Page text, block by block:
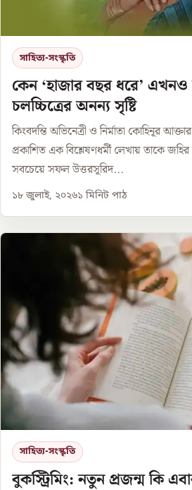
সাহিত্য-সংস্কৃতি
কেন ‘হাজার বছর ধরে’ এখনও
চলচ্চিত্রের অনন্য সৃষ্টি
কিংবদন্তি অভিনেত্রী ও নির্মাতা কোহিনূর
প্রকাশিত এক বিশ্লেষণধর্মী লেখায় তাকে জহির
সবচেয়ে সফল উত্তরসূরিদ...
১৮ জুলাই, ২০২৬১ মিনিট পাঠ
সাহিত্য-সংস্কৃতি
বুকস্ট্রিমিং: নতুন প্রজন্ম কি